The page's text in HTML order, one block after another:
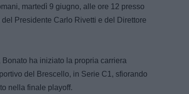
martedì 9 giugno, alle ore 12 presso
Presidente Carlo Rivetti e del Direttore
ha iniziato la propria carriera
del Brescello, in Serie C1, sfiorando
nella finale playoff.